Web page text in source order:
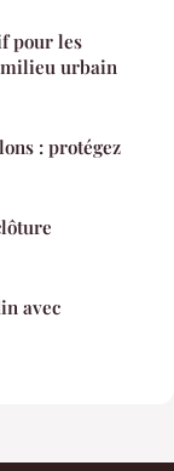
pour les
milieu urbain
: protégez
avec